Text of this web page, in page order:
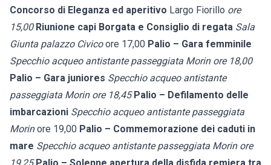
Concorso di Eleganza ed aperitivo Largo Fiorillo ore
15,00 Riunione capi Borgata e Consiglio di regata Sala
Giunta palazzo Civicoore 17,00 Palio – Gara femminile
Specchio acqueo antistante passeggiata Morin ore 18,00
Palio – Gara juniores Specchio acqueo antistante
passeggiata Morin ore 18,45 Palio – Defilamento delle
imbarcazioni Specchio acqueo antistante passeggiata
Morinore 19,00 Palio – Commemorazione dei caduti in
mare Specchio acqueo antistante passeggiata Morin ore